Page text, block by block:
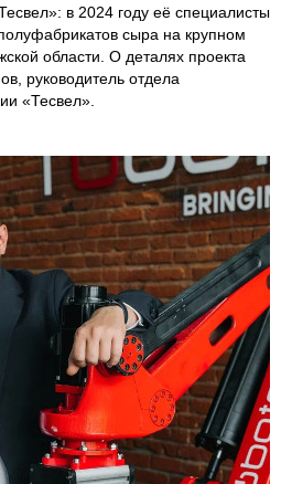
в 2024 году её специалисты
сыра на крупном
области. О деталях проекта
руководитель отдела
«Тесвел».